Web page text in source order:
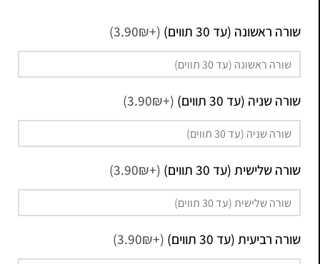
שורה ראשונה (עד 30 תווים) (+3.90₪)
שורה שניה (עד 30 תווים) (+3.90₪)
שורה שלישית (עד 30 תווים) (+3.90₪)
שורה רביעית (עד 30 תווים) (+3.90₪)